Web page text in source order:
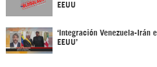
EEUU
‘Integración Venezuela-Irán
EEUU’